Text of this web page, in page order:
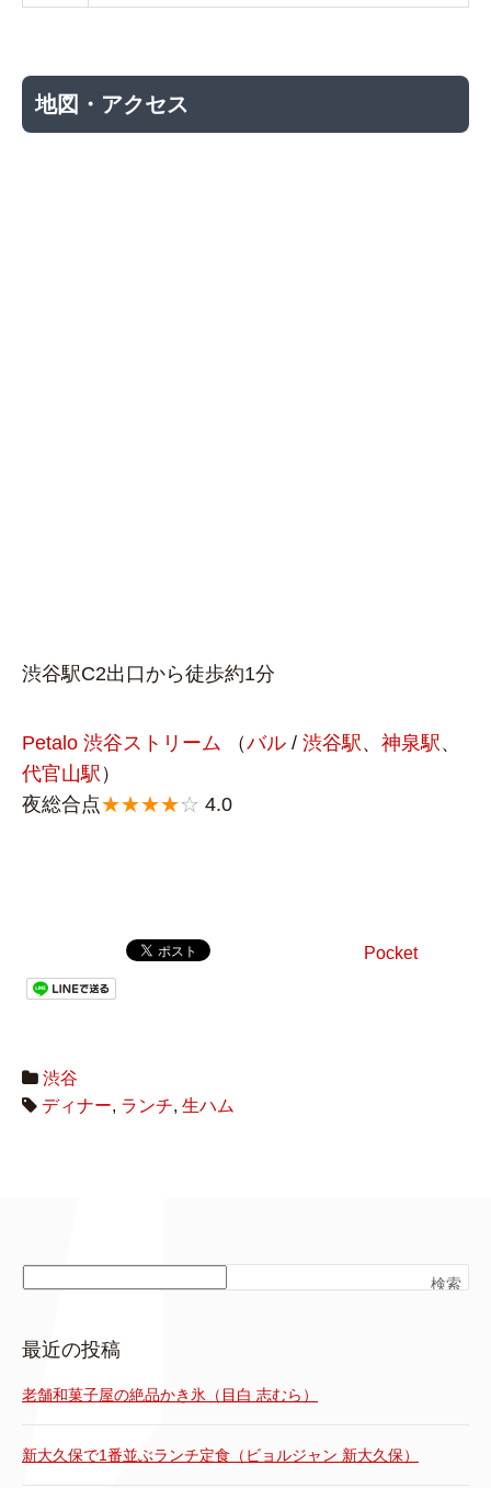
地図・アクセス
渋谷駅C2出口から徒歩約1分
Petalo 渋谷ストリーム （バル / 渋谷駅 、 神泉駅 、
代官山駅 ）
夜総合点★★★★☆ 4.0
Pocket
渋谷
ディナー, ランチ, 生ハム
検索
最近の投稿
老舗和菓子屋の絶品かき氷（目白 志むら）
新大久保で1番並ぶランチ定食（ビョルジャン 新大久保）